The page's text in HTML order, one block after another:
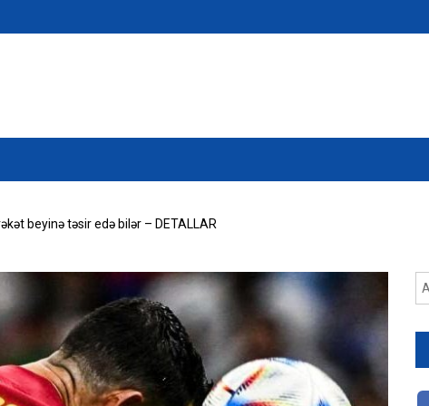
beyinə təsir edə bilər – DETALLAR